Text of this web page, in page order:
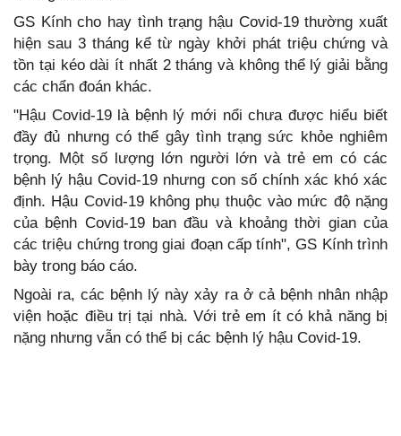
GS Kính cho hay tình trạng hậu Covid-19 thường xuất
hiện sau 3 tháng kể từ ngày khởi phát triệu chứng và
tồn tại kéo dài ít nhất 2 tháng và không thể lý giải bằng
các chẩn đoán khác.
"Hậu Covid-19 là bệnh lý mới nổi chưa được hiểu biết
đầy đủ nhưng có thể gây tình trạng sức khỏe nghiêm
trọng. Một số lượng lớn người lớn và trẻ em có các
bệnh lý hậu Covid-19 nhưng con số chính xác khó xác
định. Hậu Covid-19 không phụ thuộc vào mức độ nặng
của bệnh Covid-19 ban đầu và khoảng thời gian của
các triệu chứng trong giai đoạn cấp tính", GS Kính trình
bày trong báo cáo.
Ngoài ra, các bệnh lý này xảy ra ở cả bệnh nhân nhập
viện hoặc điều trị tại nhà. Với trẻ em ít có khả năng bị
nặng nhưng vẫn có thể bị các bệnh lý hậu Covid-19.